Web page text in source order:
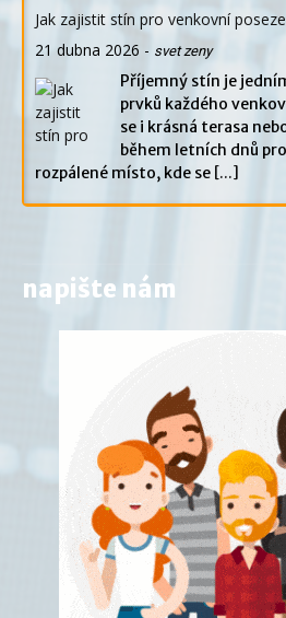
Jak zajistit stín pro venkovní
21 dubna 2026 - svet zeny
Příjemný stín je
prvků každého
se i krásná terasa
během letních dnů
rozpálené místo, kde se [...]
napište nám